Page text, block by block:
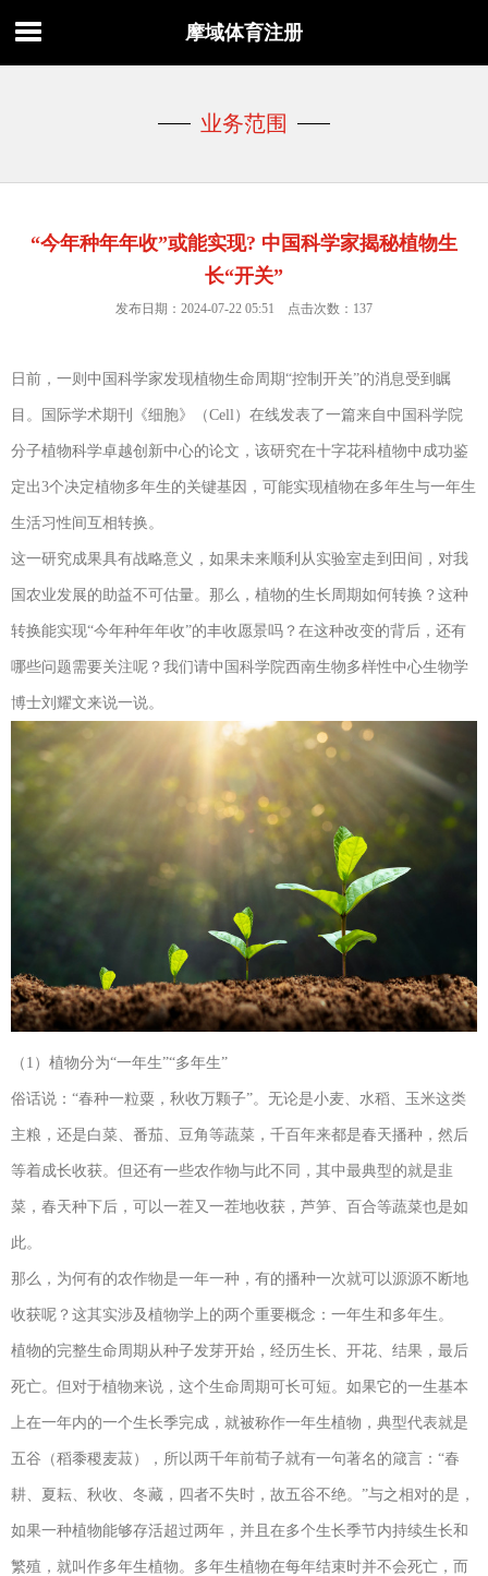
摩域体育注册
业务范围
“今年种年年收”或能实现? 中国科学家揭秘植物生
长“开关”
发布日期：2024-07-22 05:51 点击次数：137
日前，一则中国科学家发现植物生命周期“控制开关”的消息受到瞩
目。国际学术期刊《细胞》（Cell）在线发表了一篇来自中国科学院
分子植物科学卓越创新中心的论文，该研究在十字花科植物中成功鉴
定出3个决定植物多年生的关键基因，可能实现植物在多年生与一年生
生活习性间互相转换。
这一研究成果具有战略意义，如果未来顺利从实验室走到田间，对我
国农业发展的助益不可估量。那么，植物的生长周期如何转换？这种
转换能实现“今年种年年收”的丰收愿景吗？在这种改变的背后，还有
哪些问题需要关注呢？我们请中国科学院西南生物多样性中心生物学
博士刘耀文来说一说。
（1）植物分为“一年生”“多年生”
俗话说：“春种一粒粟，秋收万颗子”。无论是小麦、水稻、玉米这类
主粮，还是白菜、番茄、豆角等蔬菜，千百年来都是春天播种，然后
等着成长收获。但还有一些农作物与此不同，其中最典型的就是韭
菜，春天种下后，可以一茬又一茬地收获，芦笋、百合等蔬菜也是如
此。
那么，为何有的农作物是一年一种，有的播种一次就可以源源不断地
收获呢？这其实涉及植物学上的两个重要概念：一年生和多年生。
植物的完整生命周期从种子发芽开始，经历生长、开花、结果，最后
死亡。但对于植物来说，这个生命周期可长可短。如果它的一生基本
上在一年内的一个生长季完成，就被称作一年生植物，典型代表就是
五谷（稻黍稷麦菽），所以两千年前荀子就有一句著名的箴言：“春
耕、夏耘、秋收、冬藏，四者不失时，故五谷不绝。”与之相对的是，
如果一种植物能够存活超过两年，并且在多个生长季节内持续生长和
繁殖，就叫作多年生植物。多年生植物在每年结束时并不会死亡，而